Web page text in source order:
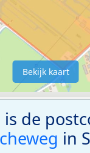
Bekijk kaart
is de
in